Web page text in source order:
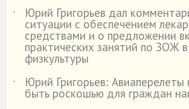
˙
Юрий Григорьев дал
ситуации с обеспечением
средствами и о предложении
практических занятий по ЗОЖ
физкультуры
˙
Юрий Григорьев:
быть роскошью для граждан